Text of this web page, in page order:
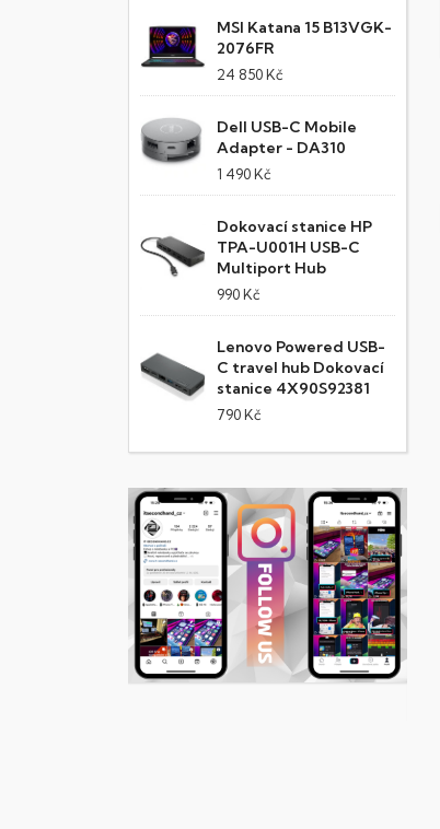
MSI Katana 15 B13VGK-
2076FR
24 850 Kč
Dell USB-C Mobile
Adapter - DA310
1 490 Kč
Dokovací stanice HP
TPA-U001H USB-C
Multiport Hub
990 Kč
Lenovo Powered USB-
C travel hub Dokovací
stanice 4X90S92381
790 Kč